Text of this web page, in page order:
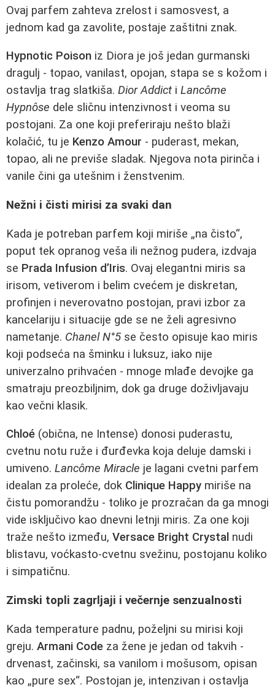
Ovaj parfem zahteva zrelost i samosvest, a
jednom kad ga zavolite, postaje zaštitni znak.
Hypnotic Poison iz Diora je još jedan gurmanski
dragulj - topao, vanilast, opojan, stapa se s kožom i
ostavlja trag slatkiša. Dior Addict i Lancôme
Hypnôse dele sličnu intenzivnost i veoma su
postojani. Za one koji preferiraju nešto blaži
kolačić, tu je Kenzo Amour - puderast, mekan,
topao, ali ne previše sladak. Njegova nota pirinča i
vanile čini ga utešnim i ženstvenim.
Nežni i čisti mirisi za svaki dan
Kada je potreban parfem koji miriše „na čisto“,
poput tek opranog veša ili nežnog pudera, izdvaja
se Prada Infusion d’Iris. Ovaj elegantni miris sa
irisom, vetiverom i belim cvećem je diskretan,
profinjen i neverovatno postojan, pravi izbor za
kancelariju i situacije gde se ne želi agresivno
nametanje. Chanel N°5se često opisuje kao miris
koji podseća na šminku i luksuz, iako nije
univerzalno prihvaćen - mnoge mlađe devojke ga
smatraju preozbiljnim, dok ga druge doživljavaju
kao večni klasik.
Chloé (obična, ne Intense) donosi puderastu,
cvetnu notu ruže i đurđevka koja deluje damski i
umiveno. Lancôme Miracle je lagani cvetni parfem
idealan za proleće, dok Clinique Happy miriše na
čistu pomorandžu - toliko je prozračan da ga mnogi
vide isključivo kao dnevni letnji miris. Za one koji
traže nešto između, Versace Bright Crystal nudi
blistavu, voćkasto-cvetnu svežinu, postojanu koliko
i simpatičnu.
Zimski topli zagrljaji i večernje senzualnosti
Kada temperature padnu, poželjni su mirisi koji
greju. Armani Code za žene je jedan od takvih -
drvenast, začinski, sa vanilom i mošusom, opisan
kao „pure sex“. Postojan je, intenzivan i ostavlja